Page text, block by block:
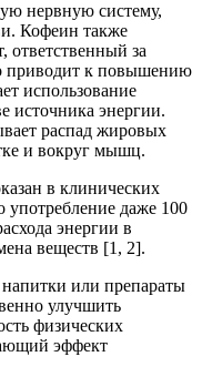
нервную систему,
Кофеин также
ответственный за
приводит к повышению
использование
источника энергии.
распад жировых
и вокруг мышц.
в клинических
употребление даже 100
энергии в
веществ [1, 2].
или препараты
улучшить
физических
эффект